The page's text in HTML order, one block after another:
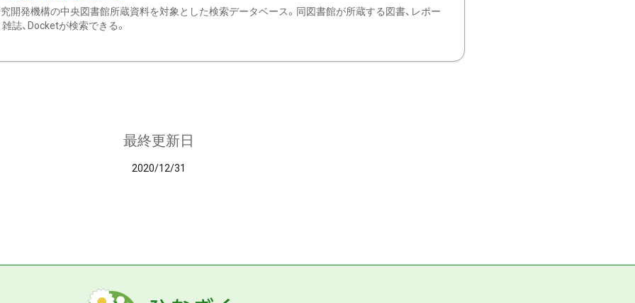
開発機構の中央図書館所蔵資料を対象とした検索データベース。同図書館が所蔵する図書、レポー
雑誌、Docketが検索できる。
最終更新日
2020/12/31